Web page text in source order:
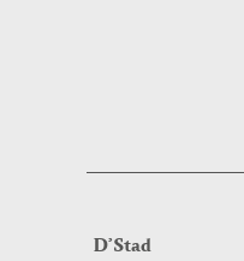
D’Stad